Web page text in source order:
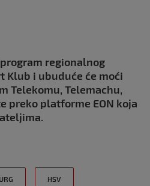
regionalnog
Klub i ubuduće će moći
Telekomu, Telemachu,
preko platforme EON koja
HSV